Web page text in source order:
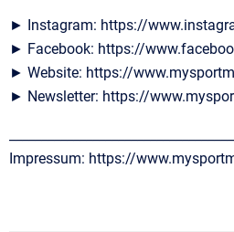
► Instagram: https://
► Facebook: https://
► Website: https://
► Newsletter: https://
Impressum: https://